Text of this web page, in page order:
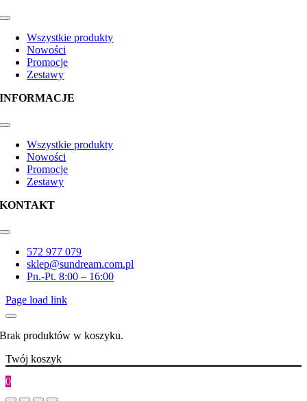
Toggle
NavigationWszystkie produkty
Nowości
Promocje
Zestawy
INFORMACJE
Toggle
NavigationWszystkie produkty
Nowości
Promocje
Zestawy
KONTAKT
Toggle
Navigation572 977 079
sklep@sundream.com.pl
Pn.-Pt. 8:00 – 16:00
Page load link
Brak produktów w koszyku.
Twój koszyk
0